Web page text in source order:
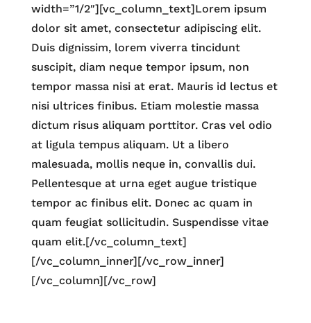
width=”1/2″][vc_column_text]Lorem ipsum
dolor sit amet, consectetur adipiscing elit.
Duis dignissim, lorem viverra tincidunt
suscipit, diam neque tempor ipsum, non
tempor massa nisi at erat. Mauris id lectus et
nisi ultrices finibus. Etiam molestie massa
dictum risus aliquam porttitor. Cras vel odio
at ligula tempus aliquam. Ut a libero
malesuada, mollis neque in, convallis dui.
Pellentesque at urna eget augue tristique
tempor ac finibus elit. Donec ac quam in
quam feugiat sollicitudin. Suspendisse vitae
quam elit.[/vc_column_text]
[/vc_column_inner][/vc_row_inner]
[/vc_column][/vc_row]